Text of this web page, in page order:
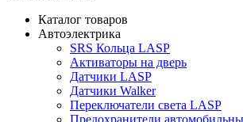
Каталог товаров
Автоэлектрика
SRS Кольца LASP
Активаторы на дверь
Датчики LASP
Датчики Walker
Переключатели света LASP
Предохранители